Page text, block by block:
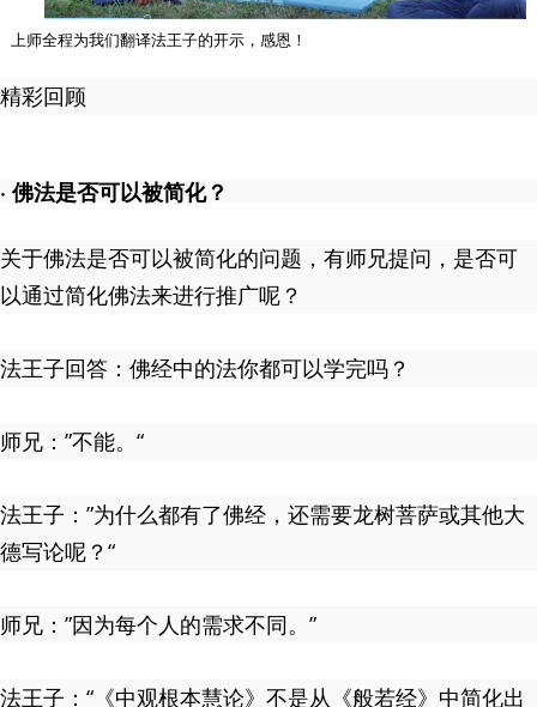
上师全程为我们翻译法王子的开示，感恩！
精彩回顾
· 佛法是否可以被简化？
关于佛法是否可以被简化的问题，有师兄提问，是否可
以通过简化佛法来进行推广呢？
法王子回答：佛经中的法你都可以学完吗？
师兄：”不能。“
法王子：”为什么都有了佛经，还需要龙树菩萨或其他大
德写论呢？“
师兄：”因为每个人的需求不同。”
法王子：“《中观根本慧论》不是从《般若经》中简化出